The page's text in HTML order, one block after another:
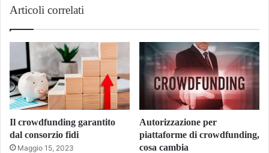
Articoli correlati
Il crowdfunding garantito
dal consorzio fidi
Maggio 15, 2023
Autorizzazione per
piattaforme di crowdfunding,
cosa cambia